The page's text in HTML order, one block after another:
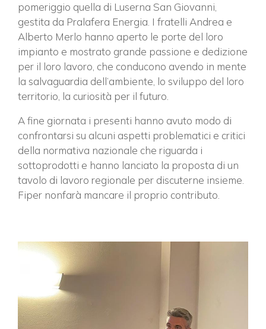
pomeriggio quella di Luserna San Giovanni,
gestita da Pralafera Energia. I fratelli Andrea e
Alberto Merlo hanno aperto le porte del loro
impianto e mostrato grande passione e dedizione
per il loro lavoro, che conducono avendo in mente
la salvaguardia dell’ambiente, lo sviluppo del loro
territorio, la curiosità per il futuro.
A fine giornata i presenti hanno avuto modo di
confrontarsi su alcuni aspetti problematici e critici
della normativa nazionale che riguarda i
sottoprodotti e hanno lanciato la proposta di un
tavolo di lavoro regionale per discuterne insieme.
Fiper nonfarà mancare il proprio contributo.